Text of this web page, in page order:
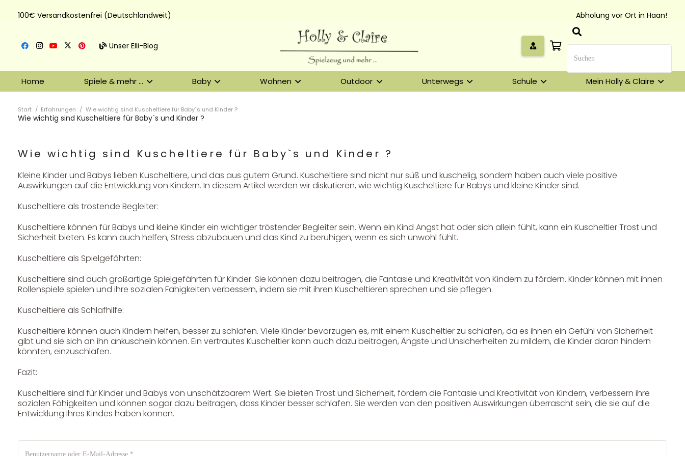
100€ Versandkostenfrei (Deutschlandweit) Abholung vor Ort in Haan!
Unser Elli-Blog
Home Spiele & mehr … Baby Wohnen Outdoor Unterwegs Schule Mein Holly & Claire
Start / Erfahrungen / Wie wichtig sind Kuscheltiere für Baby`s und Kinder ?
Wie wichtig sind Kuscheltiere für Baby`s und Kinder ?
Wie wichtig sind Kuscheltiere für Baby`s und Kinder ?
Kleine Kinder und Babys lieben Kuscheltiere, und das aus gutem Grund. Kuscheltiere sind nicht nur süß und kuschelig, sondern haben auch viele positive
Auswirkungen auf die Entwicklung von Kindern. In diesem Artikel werden wir diskutieren, wie wichtig Kuscheltiere für Babys und kleine Kinder sind.
Kuscheltiere als tröstende Begleiter:
Kuscheltiere können für Babys und kleine Kinder ein wichtiger tröstender Begleiter sein. Wenn ein Kind Angst hat oder sich allein fühlt, kann ein Kuscheltier Trost und
Sicherheit bieten. Es kann auch helfen, Stress abzubauen und das Kind zu beruhigen, wenn es sich unwohl fühlt.
Kuscheltiere als Spielgefährten:
Kuscheltiere sind auch großartige Spielgefährten für Kinder. Sie können dazu beitragen, die Fantasie und Kreativität von Kindern zu fördern. Kinder können mit ihnen
Rollenspiele spielen und ihre sozialen Fähigkeiten verbessern, indem sie mit ihren Kuscheltieren sprechen und sie pflegen.
Kuscheltiere als Schlafhilfe:
Kuscheltiere können auch Kindern helfen, besser zu schlafen. Viele Kinder bevorzugen es, mit einem Kuscheltier zu schlafen, da es ihnen ein Gefühl von Sicherheit
gibt und sie sich an ihn ankuscheln können. Ein vertrautes Kuscheltier kann auch dazu beitragen, Ängste und Unsicherheiten zu mildern, die Kinder daran hindern
könnten, einzuschlafen.
Fazit:
Kuscheltiere sind für Kinder und Babys von unschätzbarem Wert. Sie bieten Trost und Sicherheit, fördern die Fantasie und Kreativität von Kindern, verbessern ihre
sozialen Fähigkeiten und können sogar dazu beitragen, dass Kinder besser schlafen. Sie werden von den positiven Auswirkungen überrascht sein, die sie auf die
Entwicklung Ihres Kindes haben können.
DHL Versand
Der Spielzeug – Handel aus Haan, wir versenden mit DHL.
Service & Beratung
Bei allen Fragen zu unserem Sortiment sind wir per E-
Unser Geschenkkorb
Eine besondere Möglichkeit, Familie und Freunden die
Kontaktdaten
August-Macke-Weg 17,
42781 Haan
Unser Service
Über uns
News & Infos
Newsletter
Newsletter Anmelden